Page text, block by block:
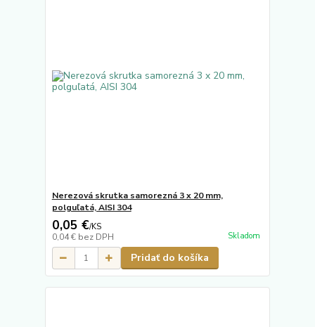
Nerezová skrutka samorezná 3 x 20 mm,
polguľatá, AISI 304
0,05 €/KS
0,04 € bez DPH Skladom
Pridať do košíka